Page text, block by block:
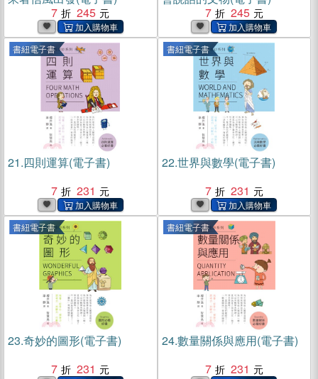
7
245
7
245
書紐電子書
21.四則運算(電子書)
7
231
書紐電子書
22.世界與數學(電子書)
7
231
書紐電子書
23.奇妙的圖形(電子書)
7
231
書紐電子書
24.數量關係與應用(電子書)
7
231